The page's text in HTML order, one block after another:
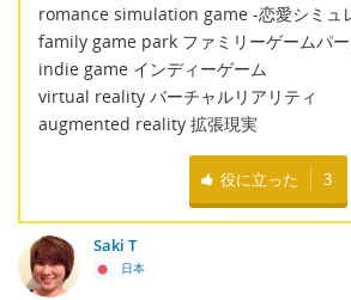
romance simulation game -恋愛シミュ
family game park ファミリーゲームパー
indie game インディーゲーム
virtual reality バーチャルリアリティ
augmented reality 拡張現実
役に立った 3
Saki T
日本